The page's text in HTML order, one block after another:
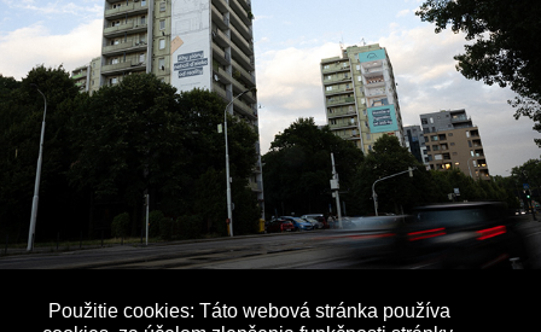
Použitie cookies: Táto webová stránka používa